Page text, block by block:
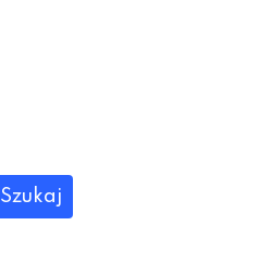
Szukaj